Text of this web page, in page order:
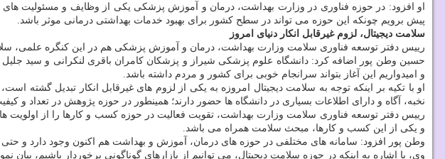
او افزود: در حوزه فناوری در وزارت بهداشت، درمان و آموزش پزشکی یکی از وظایف و مسئولیت های
پیش برویم چونکه این حوزه می تواند در سطح کشور برای بهبود خدمات بهداشتی درمانی موثر باشد.
سلامت دیجیتال، لزوم غیرقابل انکار دنیای امروز
رییس دفتر توسعه فناوری سلامت وزارت بهداشت، درمان و آموزش پزشکی هم در این کنگره علمی،
حسین وطن پور اضافه کرد: دانشگاه علوم پزشکی شیراز و پزشکان کامران باقری لنکرانی و سید
و امیدواریم این آغاز بتواند سرانجام خوبی برای کشور و مردم داشته باشد.
او با تکیه بر اینکه توجه به سلامت دیجیتال امروزه به یکی از لزوم های غیرقابل انکار تبدیل
نخبه، آگاه و دارای اطلاعات بسیاری در دانشگاه ها حضور دارند؛ همینطور در حوزه پژوهش در تعداد و
رییس دفتر توسعه فناوری سلامت وزارت بهداشت، تقویت فعالیت در حوزه کسب و کارها را از اولویت
و یکی از این کسب و کارها، مبحث سلامت همراه می باشد.
وطن پور افزود: سامانه های مختلفی در حوزه های درمان، آموزش و بهداشت هم اکنون وجود دارد و
وی، با اشاره به اینکه در حوزه سلامت دیجیتال، می توانیم از بازارهای گوناگونی برخوردار باشیم،